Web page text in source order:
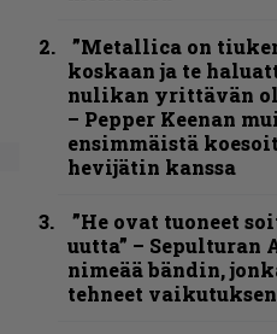
”Metallica on
koskaan ja te
nulikan yrittävän
– Pepper Keenan
ensimmäistä
hevijätin kanssa
”He ovat tuoneet
uutta” – Sepulturan
nimeää bändin,
tehneet vaikutuksen